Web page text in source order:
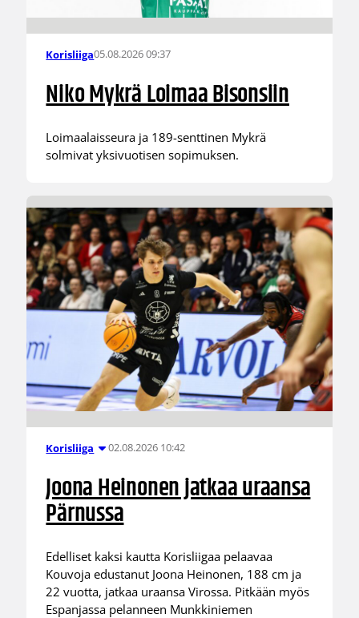
Korisliiga05.08.2026 09:37
Niko Mykrä Loimaa Bisonsiin
Loimaalaisseura ja 189-senttinen Mykrä
solmivat yksivuotisen sopimuksen.
Korisliiga 02.08.2026 10:42
Joona Heinonen jatkaa uraansa
Pärnussa
Edelliset kaksi kautta Korisliigaa pelaavaa
Kouvoja edustanut Joona Heinonen, 188 cm ja
22 vuotta, jatkaa uraansa Virossa. Pitkään myös
Espanjassa pelanneen Munkkiniemen